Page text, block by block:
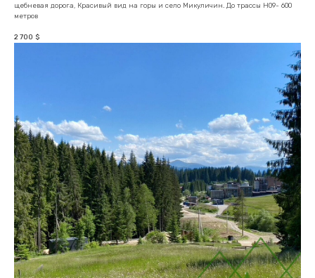
щебневая дорога, Красивый вид на горы и село Микуличин. До трассы Н09- 600
метров
2 700 $